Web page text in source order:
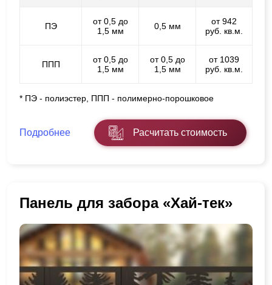
ПЭ
от 0,5 до
1,5 мм
0,5 мм
от 942
руб. кв.м.
ППП
от 0,5 до
1,5 мм
от 0,5 до
1,5 мм
от 1039
руб. кв.м.
* ПЭ - полиэстер, ППП - полимерно-порошковое
Подробнее Расчитать стоимость
Панель для забора «Хай-тек»